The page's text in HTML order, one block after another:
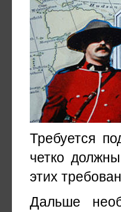
Требуется
четко
этих
Дальше